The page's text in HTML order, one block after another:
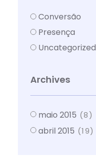
Conversão
Presença
Uncategorized
Archives
maio 2015 (8)
abril 2015 (19)